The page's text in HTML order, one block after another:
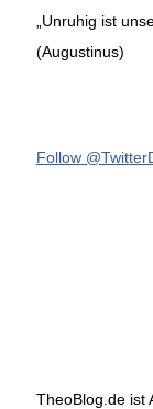
„Unruhig ist
(Augustinus)
Follow
TheoBlog.de ist